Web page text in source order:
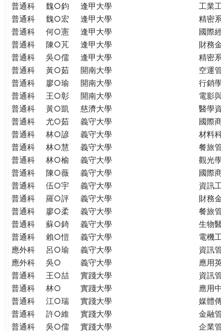
普通科
魏○鈞 逢甲大學
工業
普通科
魏○宏 逢甲大學
精密
普通科
何○憲 逢甲大學
國際
普通科
陳○芃 逢甲大學
財務
普通科
吳○儒 逢甲大學
精密
普通科
黃○茹 開南大學
空運
普通科
廖○瑜 開南大學
行銷
普通科
王○彰 開南大學
電影
普通科
黃○凱 慈濟大學
醫學
普通科
尤○茹 義守大學
國際
普通科
林○諺 義守大學
材料
普通科
林○慧 義守大學
餐旅
普通科
林○榆 義守大學
觀光
普通科
陳○薇 義守大學
國際
普通科
伍○宇 義守大學
資訊
普通科
羅○評 義守大學
財務
普通科
廖○柔 義守大學
餐旅
普通科
蘇○錡 義守大學
生物
普通科
賴○愷 義守大學
電機
應外科
呂○瑜 義守大學
資訊
應外科
吳○ 義守大學
應用
普通科
王○喆 實踐大學
資訊
普通科
林○ 實踐大學
應用
普通科
江○瑞 實踐大學
媒體
普通科
許○維 實踐大學
金融
普通科
吳○儒 實踐大學
企業